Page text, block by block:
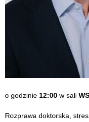
o godzinie 12:00 w sali WS
Rozprawa doktorska,